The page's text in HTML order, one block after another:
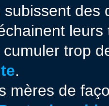
subissent des
leurs
cumuler trop
.
mères de